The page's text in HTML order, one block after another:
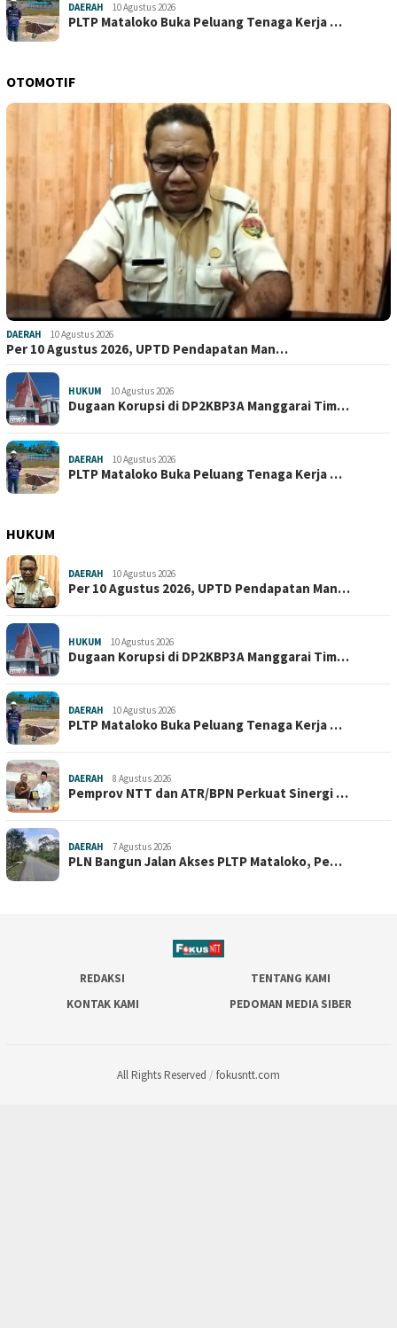
DAERAH 10 Agustus 2026
PLTP Mataloko Buka Peluang Tenaga Kerja …
OTOMOTIF
DAERAH 10 Agustus 2026
Per 10 Agustus 2026, UPTD Pendapatan Man…
HUKUM 10 Agustus 2026
Dugaan Korupsi di DP2KBP3A Manggarai Tim…
DAERAH 10 Agustus 2026
PLTP Mataloko Buka Peluang Tenaga Kerja …
HUKUM
DAERAH 10 Agustus 2026
Per 10 Agustus 2026, UPTD Pendapatan Man…
HUKUM 10 Agustus 2026
Dugaan Korupsi di DP2KBP3A Manggarai Tim…
DAERAH 10 Agustus 2026
PLTP Mataloko Buka Peluang Tenaga Kerja …
DAERAH 8 Agustus 2026
Pemprov NTT dan ATR/BPN Perkuat Sinergi …
DAERAH 7 Agustus 2026
PLN Bangun Jalan Akses PLTP Mataloko, Pe…
REDAKSI
TENTANG KAMI
KONTAK KAMI
PEDOMAN MEDIA SIBER
All Rights Reserved / fokusntt.com